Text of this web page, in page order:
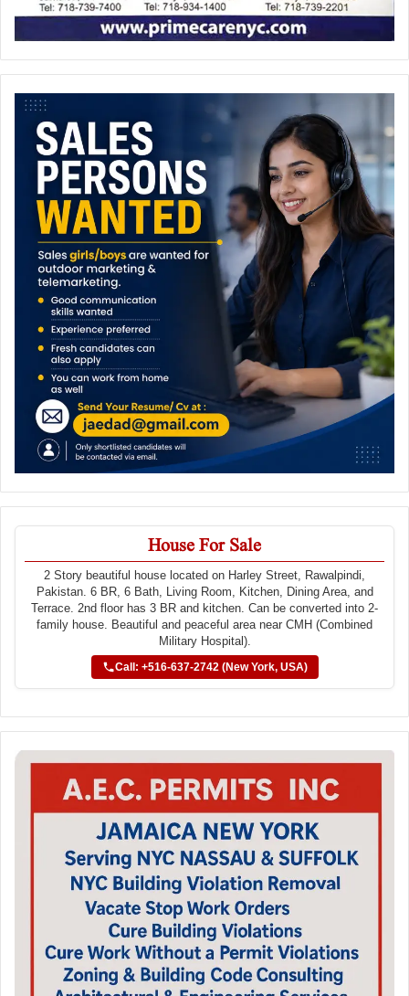
House For Sale
2 Story beautiful house located on Harley Street, Rawalpindi,
Pakistan. 6 BR, 6 Bath, Living Room, Kitchen, Dining Area, and
Terrace. 2nd floor has 3 BR and kitchen. Can be converted into 2-
family house. Beautiful and peaceful area near CMH (Combined
Military Hospital).
Call: +516-637-2742 (New York, USA)